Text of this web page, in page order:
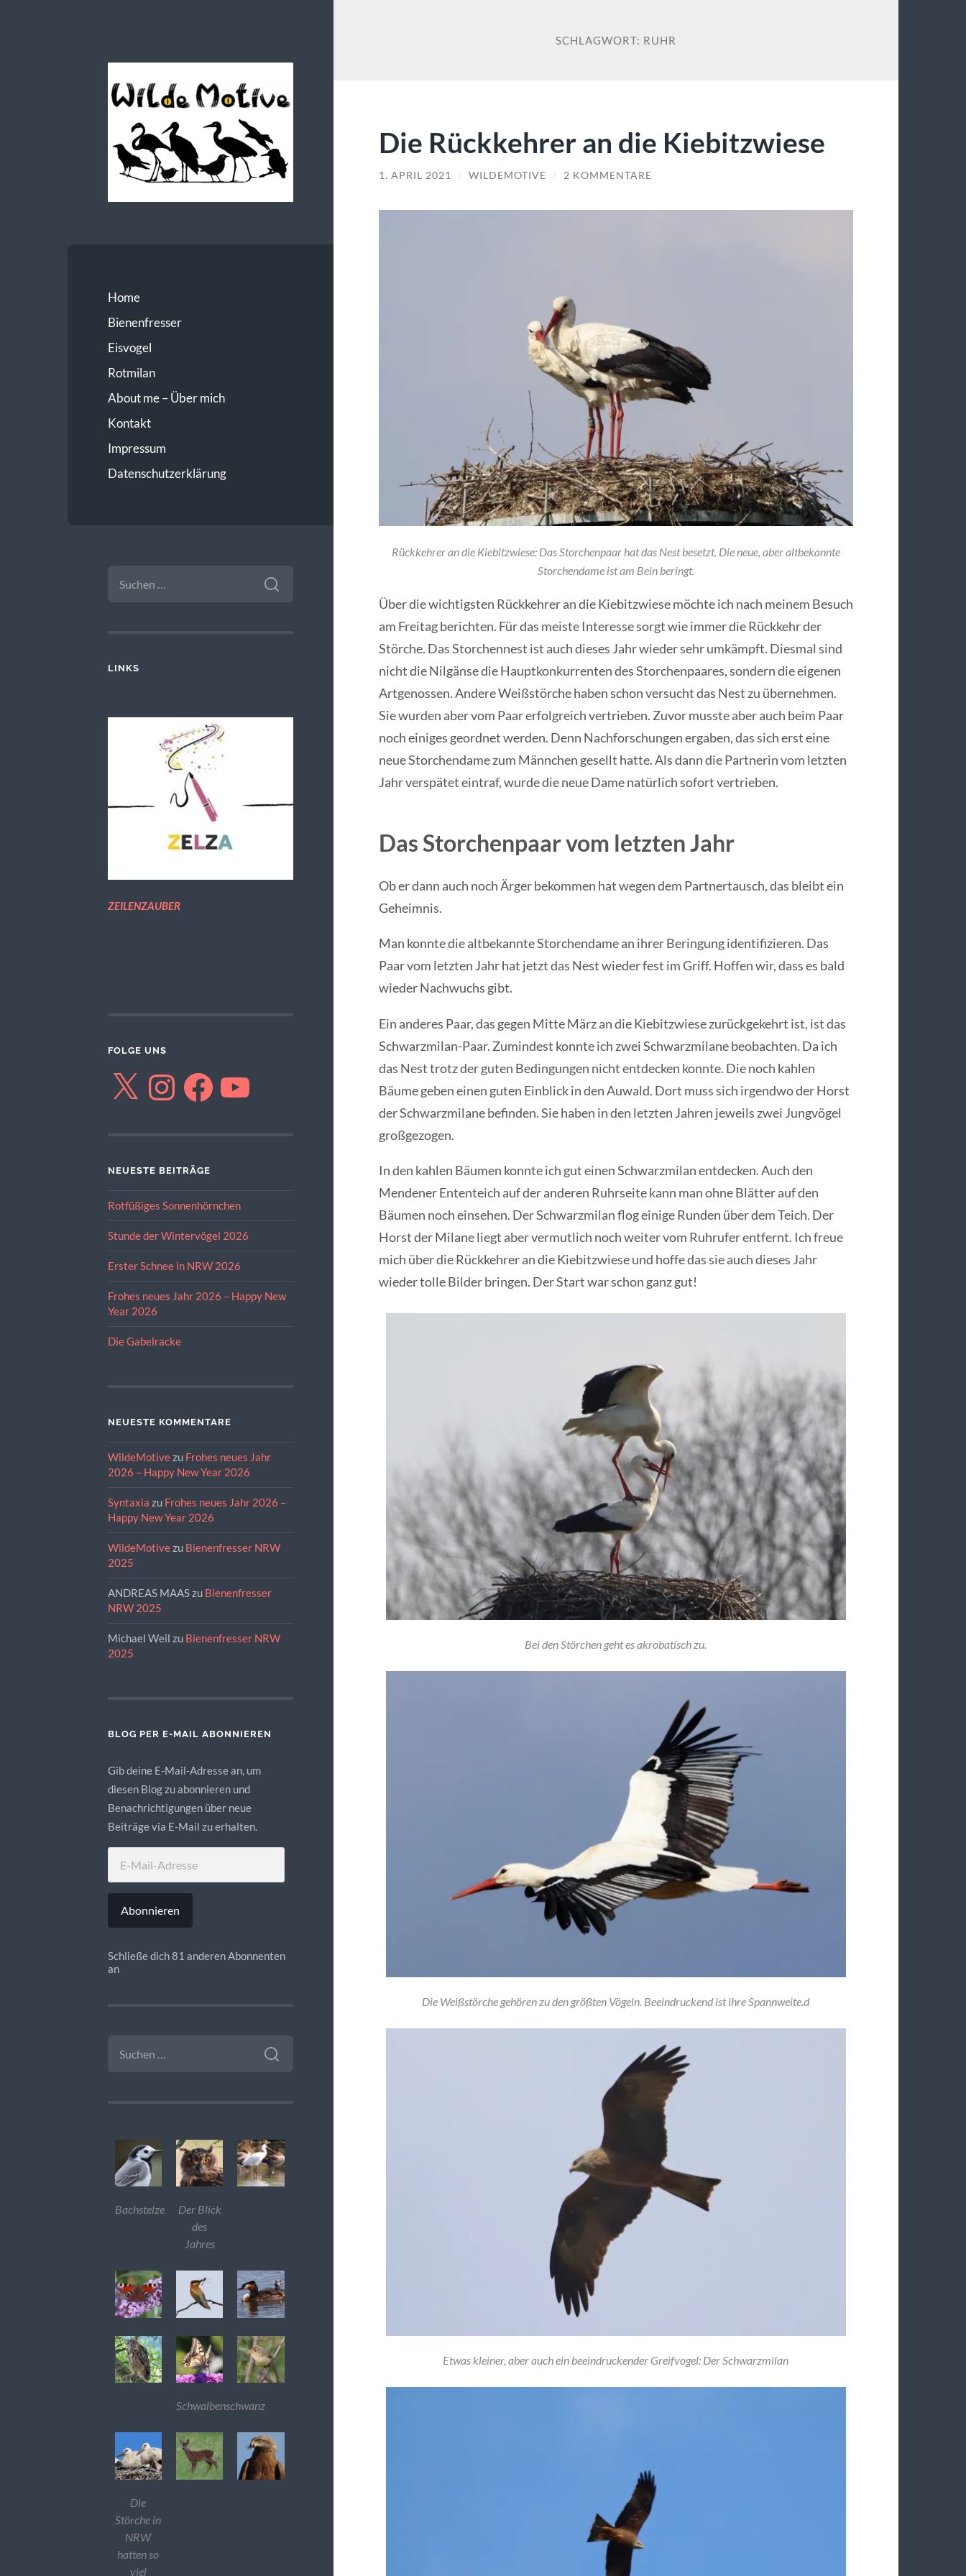
Home
Bienenfresser
Eisvogel
Rotmilan
About me – Über mich
Kontakt
Impressum
Datenschutzerklärung
NACH:
LINKS
ZEILENZAUBER
FOLGE UNS
X InstagramFacebookYouTube
NEUESTE BEITRÄGE
Rotfüßiges Sonnenhörnchen
Stunde der Wintervögel 2026
Erster Schnee in NRW 2026
Frohes neues Jahr 2026 – Happy New
Year 2026
Die Gabelracke
NEUESTE KOMMENTARE
WildeMotivezu Frohes neues Jahr
2026 – Happy New Year 2026
Syntaxia zu Frohes neues Jahr 2026 –
Happy New Year 2026
WildeMotivezu Bienenfresser NRW
2025
ANDREAS MAASzu Bienenfresser
NRW 2025
Michael Weil zu Bienenfresser NRW
2025
BLOG PER E-MAIL ABONNIEREN
Gib deine E-Mail-Adresse an, um
diesen Blog zu abonnieren und
Benachrichtigungen über neue
Beiträge via E-Mail zu erhalten.
MAIL-
ADRESSE
Abonnieren
Schließe dich 81 anderen Abonnenten
an
NACH:
Bachstelze
Der Blick
des
Jahres
Schwalbenschwanz
Die
Störche in
NRW
hatten so
viel
SCHLAGWORT: RUHR
Die Rückkehrer an die Kiebitzwiese
1. APRIL 2021 / WILDEMOTIVE / 2 KOMMENTARE
Rückkehrer an die Kiebitzwiese: Das Storchenpaar hat das Nest besetzt. Die neue, aber altbekannte
Storchendame ist am Bein beringt.
Über die wichtigsten Rückkehrer an die Kiebitzwiese möchte ich nach meinem Besuch
am Freitag berichten. Für das meiste Interesse sorgt wie immer die Rückkehr der
Störche. Das Storchennest ist auch dieses Jahr wieder sehr umkämpft. Diesmal sind
nicht die Nilgänse die Hauptkonkurrenten des Storchenpaares, sondern die eigenen
Artgenossen. Andere Weißstörche haben schon versucht das Nest zu übernehmen.
Sie wurden aber vom Paar erfolgreich vertrieben. Zuvor musste aber auch beim Paar
noch einiges geordnet werden. Denn Nachforschungen ergaben, das sich erst eine
neue Storchendame zum Männchen gesellt hatte. Als dann die Partnerin vom letzten
Jahr verspätet eintraf, wurde die neue Dame natürlich sofort vertrieben.
Das Storchenpaar vom letzten Jahr
Ob er dann auch noch Ärger bekommen hat wegen dem Partnertausch, das bleibt ein
Geheimnis.
Man konnte die altbekannte Storchendame an ihrer Beringung identifizieren. Das
Paar vom letzten Jahr hat jetzt das Nest wieder fest im Griff. Hoffen wir, dass es bald
wieder Nachwuchs gibt.
Ein anderes Paar, das gegen Mitte März an die Kiebitzwiese zurückgekehrt ist, ist das
Schwarzmilan-Paar. Zumindest konnte ich zwei Schwarzmilane beobachten. Da ich
das Nest trotz der guten Bedingungen nicht entdecken konnte. Die noch kahlen
Bäume geben einen guten Einblick in den Auwald. Dort muss sich irgendwo der Horst
der Schwarzmilane befinden. Sie haben in den letzten Jahren jeweils zwei Jungvögel
großgezogen.
In den kahlen Bäumen konnte ich gut einen Schwarzmilan entdecken. Auch den
Mendener Ententeich auf der anderen Ruhrseite kann man ohne Blätter auf den
Bäumen noch einsehen. Der Schwarzmilan flog einige Runden über dem Teich. Der
Horst der Milane liegt aber vermutlich noch weiter vom Ruhrufer entfernt. Ich freue
mich über die Rückkehrer an die Kiebitzwiese und hoffe das sie auch dieses Jahr
wieder tolle Bilder bringen. Der Start war schon ganz gut!
Bei den Störchen geht es akrobatisch zu.
Die Weißstörche gehören zu den größten Vögeln. Beeindruckend ist ihre Spannweite.d
Etwas kleiner, aber auch ein beeindruckender Greifvogel: Der Schwarzmilan